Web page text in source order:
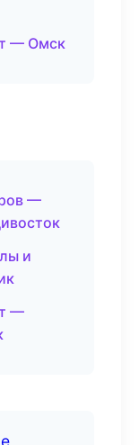
— Омск
—
и
—